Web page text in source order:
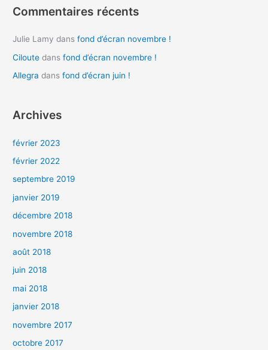
:
Commentaires récents
Julie Lamy dansfond d’écran novembre !
Ciloute dansfond d’écran novembre !
Allegra dansfond d’écran juin !
Archives
février 2023
février 2022
septembre 2019
janvier 2019
décembre 2018
novembre 2018
août 2018
juin 2018
mai 2018
janvier 2018
novembre 2017
octobre 2017